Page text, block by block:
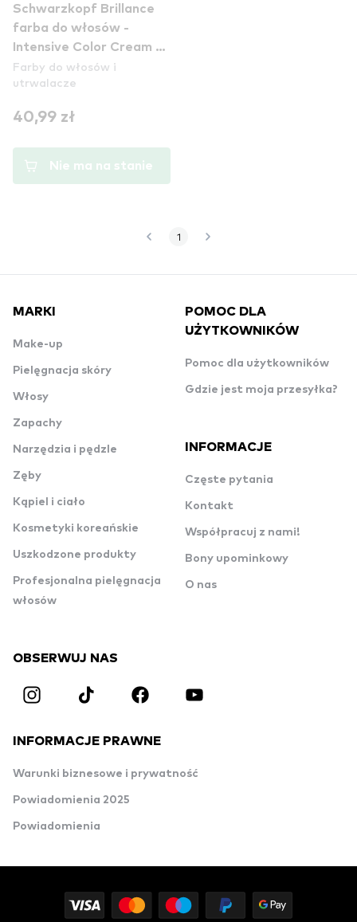
Schwarzkopf Brillance
farba do włosów -
Intensive Color Cream -
872 Intense Red
Farby do włosów i
utrwalacze
40,99 zł
Nie ma na stanie
1
MARKI
Make-up
Pielęgnacja skóry
Włosy
Zapachy
Narzędzia i pędzle
Zęby
Kąpiel i ciało
Kosmetyki koreańskie
Uszkodzone produkty
Profesjonalna pielęgnacja
włosów
POMOC DLA
UŻYTKOWNIKÓW
Pomoc dla użytkowników
Gdzie jest moja przesyłka?
INFORMACJE
Częste pytania
Kontakt
Współpracuj z nami!
Bony upominkowy
O nas
OBSERWUJ NAS
INFORMACJE PRAWNE
Warunki biznesowe i prywatność
Powiadomienia 2025
Powiadomienia